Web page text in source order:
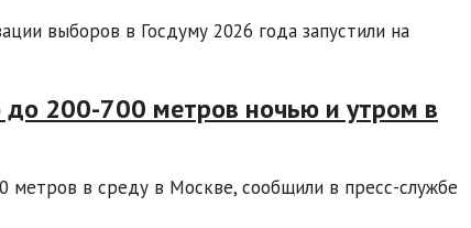
выборов в Госдуму 2026 года запустили на
200-700 метров ночью и утром в
в среду в Москве, сообщили в пресс-службе